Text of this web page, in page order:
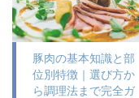
豚肉の基本知識と部
位別特徴｜選び方か
ら調理法まで完全ガ